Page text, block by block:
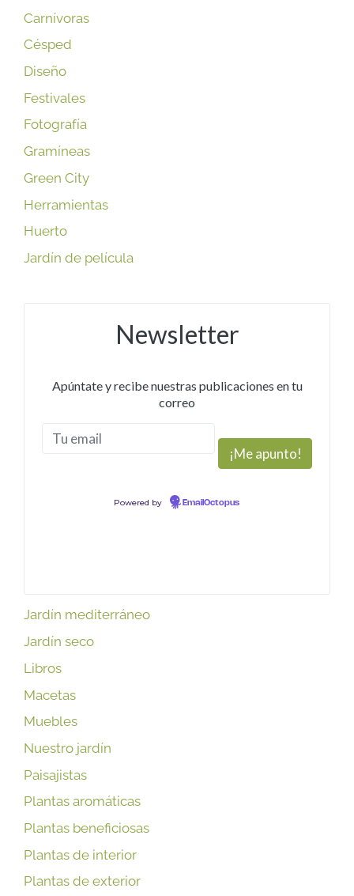
Carnívoras
Césped
Diseño
Festivales
Fotografía
Gramíneas
Green City
Herramientas
Huerto
Jardín de película
Newsletter
Apúntate y recibe nuestras publicaciones en tu
correo
Powered by EmailOctopus
Jardín mediterráneo
Jardín seco
Libros
Macetas
Muebles
Nuestro jardín
Paisajistas
Plantas aromáticas
Plantas beneficiosas
Plantas de interior
Plantas de exterior